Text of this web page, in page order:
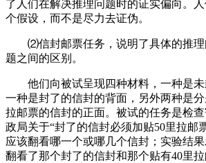
了人们在解决推理问题时的证实偏向。
个假设，而不是尽力去证伪。
⑵信封邮票任务，说明了具体的推理
题之间的区别。
他们向被试呈现四种材料，一种是未
一种是封了的信封的背面，另外两种是
拉邮票的信封的正面。被试的任务是检
政局关于“封了的信封必须加贴50里拉邮
应该翻看哪一个或哪几个信封；实验结
翻看了那个封了的信封和那个贴有40里